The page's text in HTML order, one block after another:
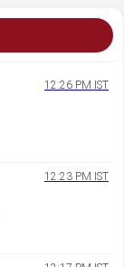
12:26 PM IST
12:23 PM IST